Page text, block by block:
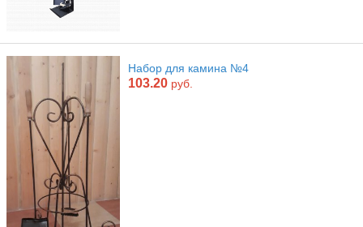
Набор для камина №4
103.20 руб.